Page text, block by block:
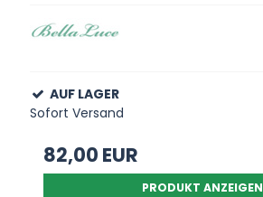
AUF LAGER
Sofort Versand
82,00 EUR
PRODUKT ANZEIGEN